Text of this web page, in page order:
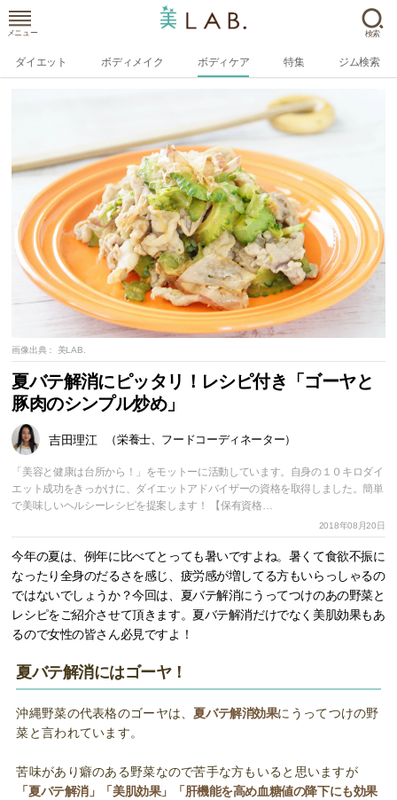
メニュー 検索
ダイエット ボディメイク ボディケア 特集 ジム検索
画像出典： 美LAB.
夏バテ解消にピッタリ！レシピ付き「ゴーヤと
豚肉のシンプル炒め」
吉田理江 （栄養士、フードコーディネーター）
「美容と健康は台所から！」をモットーに活動しています。自身の１０キロダイ
エット成功をきっかけに、ダイエットアドバイザーの資格を取得しました。簡単
で美味しいヘルシーレシピを提案します！ 【保有資格…
2018年08月20日
今年の夏は、例年に比べてとっても暑いですよね。暑くて食欲不振に
なったり全身のだるさを感じ、疲労感が増してる方もいらっしゃるの
ではないでしょうか？今回は、夏バテ解消にうってつけのあの野菜と
レシピをご紹介させて頂きます。夏バテ解消だけでなく美肌効果もあ
るので女性の皆さん必見ですよ！
夏バテ解消にはゴーヤ！
沖縄野菜の代表格のゴーヤは、夏バテ解消効果にうってつけの野
菜と言われています。
苦味があり癖のある野菜なので苦手な方もいると思いますが
「夏バテ解消」「美肌効果」「肝機能を高め血糖値の降下にも効果